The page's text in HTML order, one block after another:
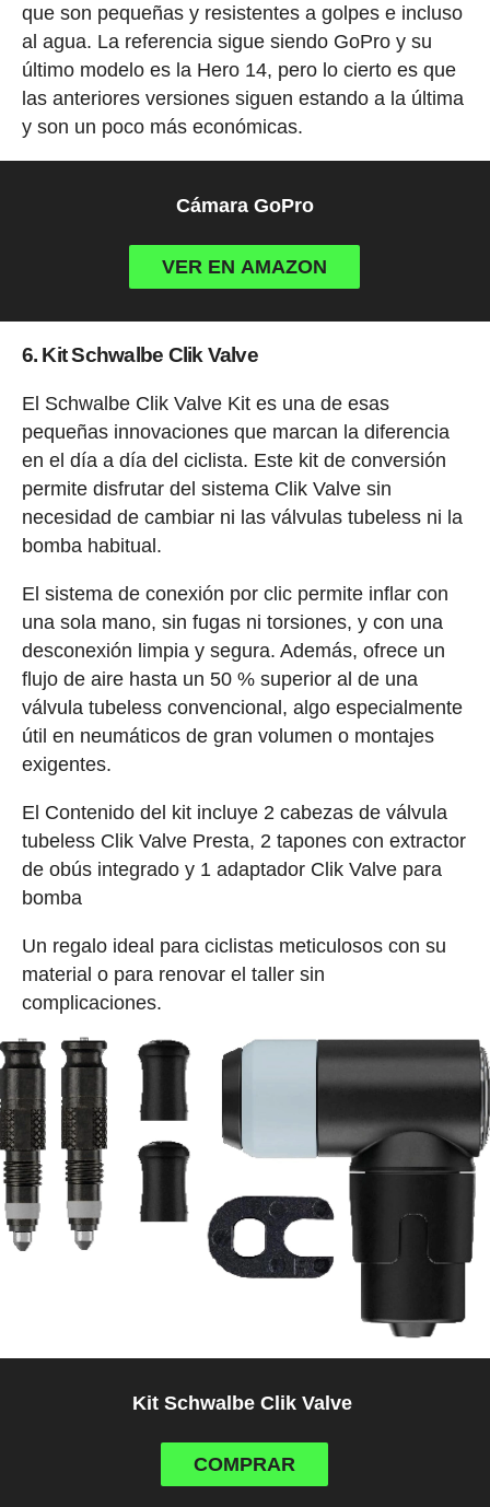
que son pequeñas y resistentes a golpes e incluso
al agua. La referencia sigue siendo GoPro y su
último modelo es la Hero 14, pero lo cierto es que
las anteriores versiones siguen estando a la última
y son un poco más económicas.
Cámara GoPro
VER EN AMAZON
6. Kit Schwalbe Clik Valve
El Schwalbe Clik Valve Kit es una de esas
pequeñas innovaciones que marcan la diferencia
en el día a día del ciclista. Este kit de conversión
permite disfrutar del sistema Clik Valve sin
necesidad de cambiar ni las válvulas tubeless ni la
bomba habitual.
El sistema de conexión por clic permite inflar con
una sola mano, sin fugas ni torsiones, y con una
desconexión limpia y segura. Además, ofrece un
flujo de aire hasta un 50 % superior al de una
válvula tubeless convencional, algo especialmente
útil en neumáticos de gran volumen o montajes
exigentes.
El Contenido del kit incluye 2 cabezas de válvula
tubeless Clik Valve Presta, 2 tapones con extractor
de obús integrado y 1 adaptador Clik Valve para
bomba
Un regalo ideal para ciclistas meticulosos con su
material o para renovar el taller sin
complicaciones.
Kit Schwalbe Clik Valve
COMPRAR